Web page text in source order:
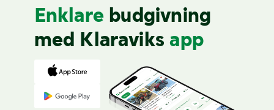
Enklare budgivning
med Klaraviks app